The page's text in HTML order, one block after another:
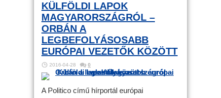
KÜLFÖLDI LAPOK
MAGYARORSZÁGRÓL –
ORBÁN A
LEGBEFOLYÁSOSABB
EURÓPAI VEZETŐK KÖZÖTT
2016-04-28 0
A Politico című hírportál európai